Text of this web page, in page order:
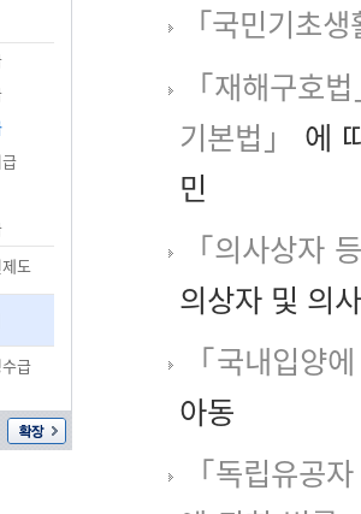
도
급
「국민기초
「재해구호
기본법」
에
민
「의사상자
의상자 및 의
「국내입양
아동
「독립유공